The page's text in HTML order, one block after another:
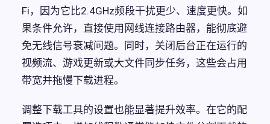
Fi，因为它比2.4GHz频段干扰更少、速度更快。如
果条件允许，直接使用网线连接路由器，能彻底避
免无线信号衰减问题。同时，关闭后台正在运行的
视频流、游戏更新或大文件同步任务，这些会占用
带宽并拖慢下载进程。
调整下载工具的设置也能显著提升效率。在它的配